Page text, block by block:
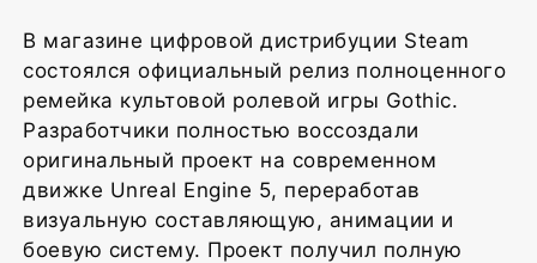
В магазине цифровой дистрибуции Steam
состоялся официальный релиз полноценного
ремейка культовой ролевой игры Gothic.
Разработчики полностью воссоздали
оригинальный проект на современном
движке Unreal Engine 5, переработав
визуальную составляющую, анимации и
боевую систему. Проект получил полную